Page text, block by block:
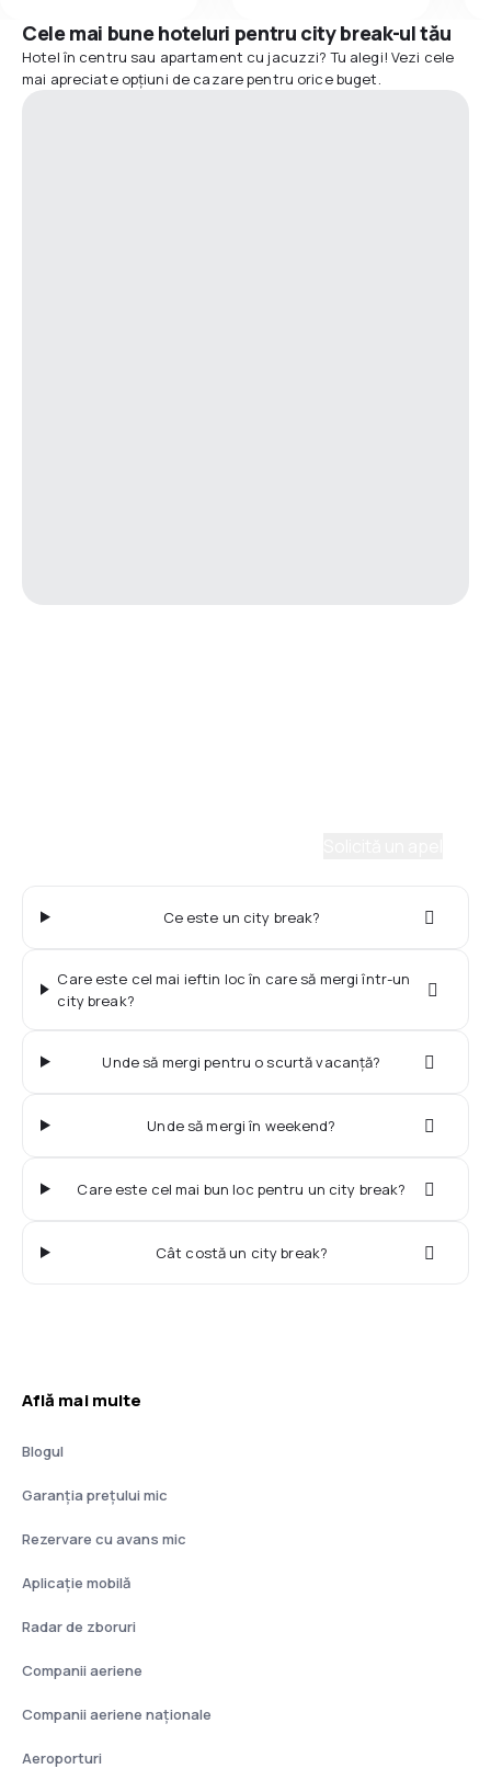
Cele mai bune hoteluri pentru city break-ul tău
Hotel în centru sau apartament cu jacuzzi? Tu alegi! Vezi cele
mai apreciate opțiuni de cazare pentru orice buget.
Ce este un city break?
Care este cel mai ieftin loc în care să mergi într-un
city break?
Unde să mergi pentru o scurtă vacanță?
Unde să mergi în weekend?
Care este cel mai bun loc pentru un city break?
Cât costă un city break?
Află mai multe
Blogul
Garanția prețului mic
Rezervare cu avans mic
Aplicație mobilă
Radar de zboruri
Companii aeriene
Companii aeriene naţionale
Aeroporturi